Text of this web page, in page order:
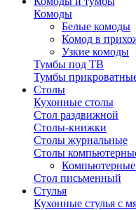
Комоды
Белые комоды
Комод в
Узкие комоды
Тумбы под ТВ
Тумбы
Столы
Кухонные столы
Стол раздвижной
Столы-книжки
Столы журнальные
Столы
Компьютерные
Стол письменный
Стулья
Кухонные стулья с